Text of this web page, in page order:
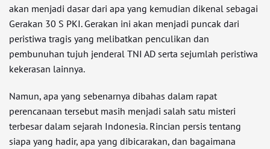
akan menjadi dasar dari apa yang kemudian dikenal sebagai
Gerakan 30 S PKI. Gerakan ini akan menjadi puncak dari
peristiwa tragis yang melibatkan penculikan dan
pembunuhan tujuh jenderal TNI AD serta sejumlah peristiwa
kekerasan lainnya.
Namun, apa yang sebenarnya dibahas dalam rapat
perencanaan tersebut masih menjadi salah satu misteri
terbesar dalam sejarah Indonesia. Rincian persis tentang
siapa yang hadir, apa yang dibicarakan, dan bagaimana